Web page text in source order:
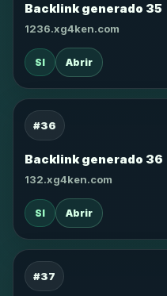
Backlink generado 35
1236.xg4ken.com
SI Abrir
#36
Backlink generado 36
132.xg4ken.com
SI Abrir
#37